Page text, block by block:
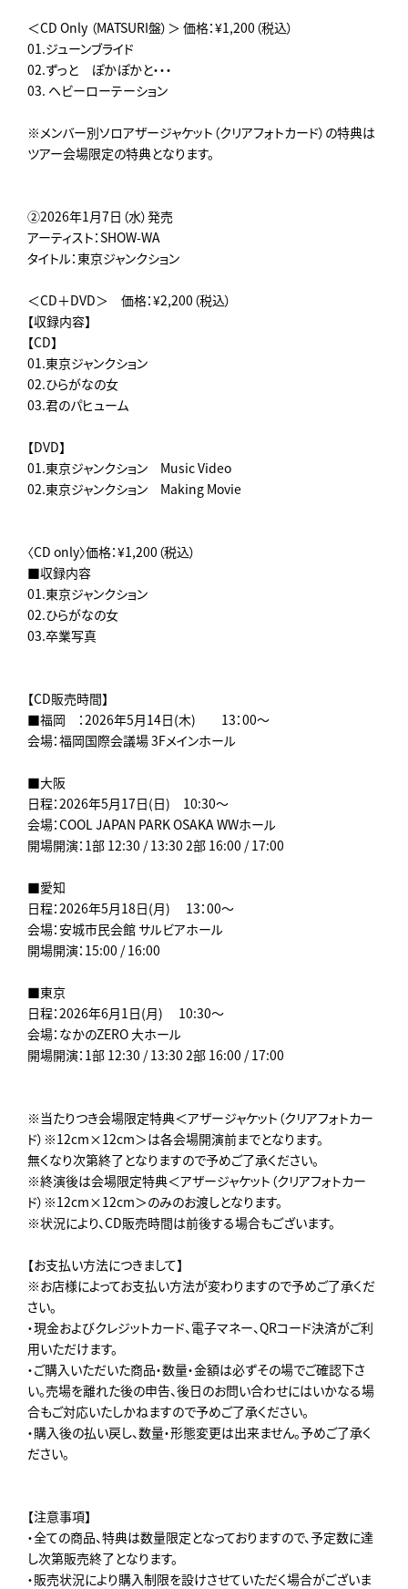
＜CD Only （MATSURI盤）＞ 価格：¥1,200（税込）
01.ジューンブライド
02.ずっと ぽかぽかと・・・
03. ヘビーローテーション
※メンバー別ソロアザージャケット（クリアフォトカード）の特典は
ツアー会場限定の特典となります。
②2026年1月7日（水）発売
アーティスト：SHOW-WA
タイトル：東京ジャンクション
＜CD＋DVD＞ 価格：¥2,200（税込）
【収録内容】
【CD】
01.東京ジャンクション
02.ひらがなの女
03.君のパヒューム
【DVD】
01.東京ジャンクション Music Video
02.東京ジャンクション Making Movie
〈CD only〉価格：¥1,200（税込）
■収録内容
01.東京ジャンクション
02.ひらがなの女
03.卒業写真
【CD販売時間】
■福岡 ：2026年5月14日(木) 13：00～
会場：福岡国際会議場 3Fメインホール
■大阪
日程：2026年5月17日(日) 10:30～
会場：COOL JAPAN PARK OSAKA WWホール
開場開演：1部 12:30 / 13:30 2部 16:00 / 17:00
■愛知
日程：2026年5月18日(月) 13：00～
会場：安城市民会館 サルビアホール
開場開演：15:00 / 16:00
■東京
日程：2026年6月1日(月) 10:30～
会場：なかのZERO 大ホール
開場開演：1部 12:30 / 13:30 2部 16:00 / 17:00
※当たりつき会場限定特典＜アザージャケット（クリアフォトカー
ド）※12cm×12cm＞は各会場開演前までとなります。
無くなり次第終了となりますので予めご了承ください。
※終演後は会場限定特典＜アザージャケット（クリアフォトカー
ド）※12cm×12cm＞のみのお渡しとなります。
※状況により、CD販売時間は前後する場合もございます。
【お支払い方法につきまして】
※お店様によってお支払い方法が変わりますので予めご了承くだ
さい。
・現金およびクレジットカード、電子マネー、QRコード決済がご利
用いただけます。
・ご購入いただいた商品・数量・金額は必ずその場でご確認下さ
い。売場を離れた後の申告、後日のお問い合わせにはいかなる場
合もご対応いたしかねますので予めご了承ください。
・購入後の払い戻し、数量・形態変更は出来ません。予めご了承く
ださい。
【注意事項】
・全ての商品、特典は数量限定となっておりますので、予定数に達
し次第販売終了となります。
・販売状況により購入制限を設けさせていただく場合がございま